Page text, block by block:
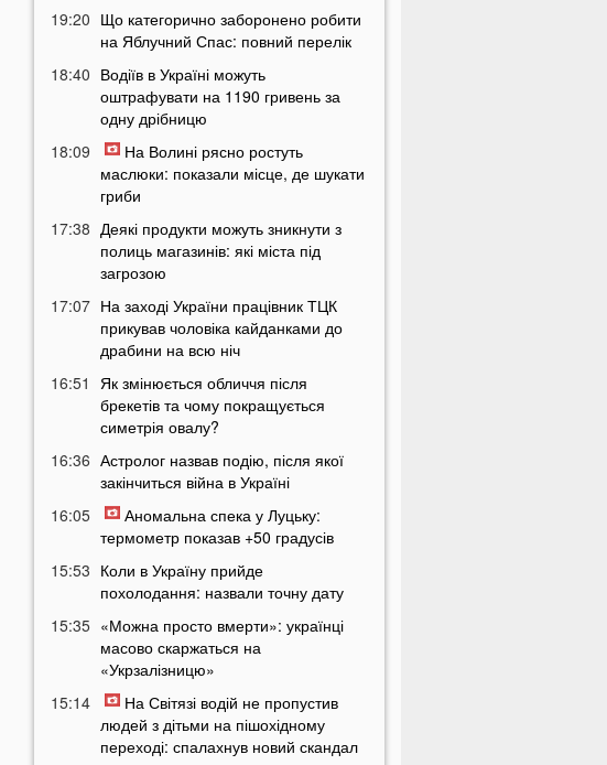
19:20 Що категорично заборонено робити
на Яблучний Спас: повний перелік
18:40 Водіїв в Україні можуть
оштрафувати на 1190 гривень за
одну дрібницю
18:09
На Волині рясно ростуть
маслюки: показали місце, де шукати
гриби
17:38 Деякі продукти можуть зникнути з
полиць магазинів: які міста під
загрозою
17:07 На заході України працівник ТЦК
прикував чоловіка кайданками до
драбини на всю ніч
16:51
Як змінюється обличчя після
брекетів та чому покращується
симетрія овалу?
16:36 Астролог назвав подію, після якої
закінчиться війна в Україні
16:05
Аномальна спека у Луцьку:
термометр показав +50 градусів
15:53 Коли в Україну прийде
похолодання: назвали точну дату
15:35 «Можна просто вмерти»: українці
масово скаржаться на
«Укрзалізницю»
15:14
На Світязі водій не пропустив
людей з дітьми на пішохідному
переході: спалахнув новий скандал